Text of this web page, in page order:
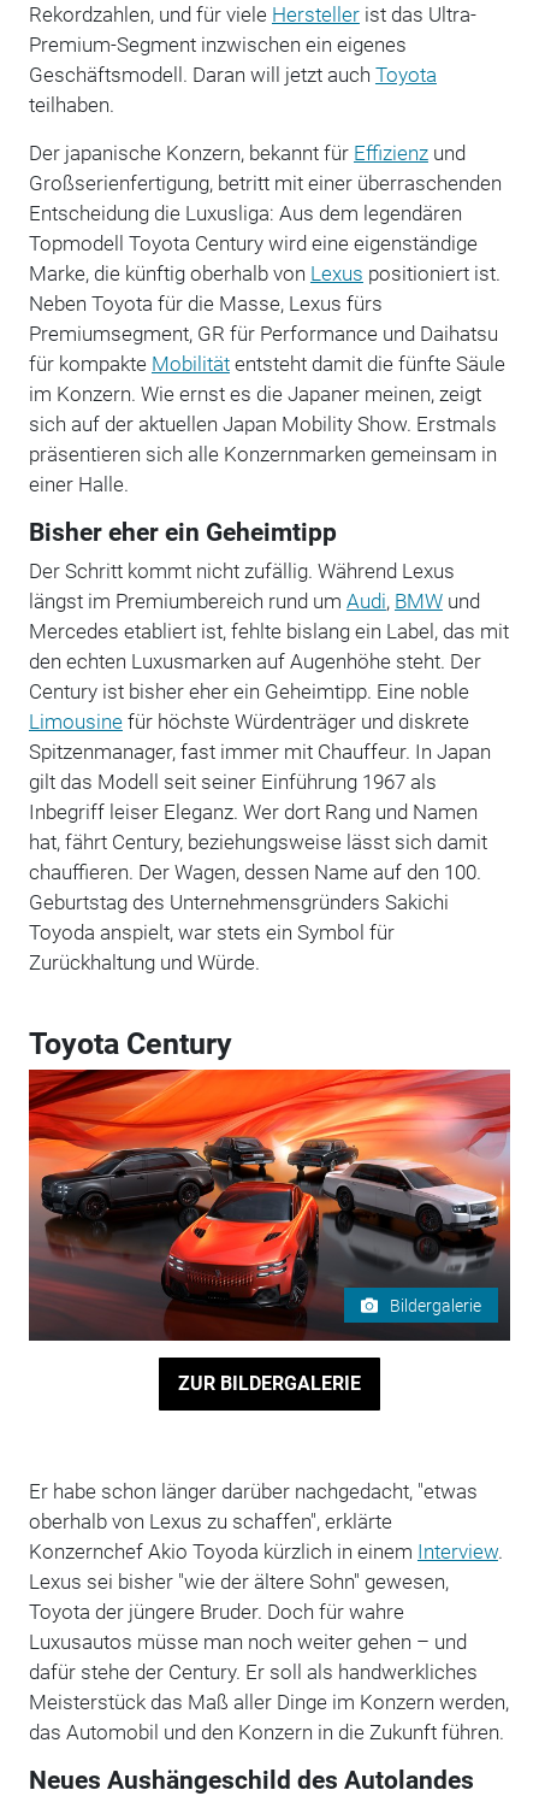
Rekordzahlen, und für viele Herstellerist das Ultra-
Premium-Segment inzwischen ein eigenes
Geschäftsmodell. Daran will jetzt auch Toyota
teilhaben.
Der japanische Konzern, bekannt für Effizienzund
Großserienfertigung, betritt mit einer überraschenden
Entscheidung die Luxusliga: Aus dem legendären
Topmodell Toyota Century wird eine eigenständige
Marke, die künftig oberhalb von Lexus positioniert ist.
Neben Toyota für die Masse, Lexus fürs
Premiumsegment, GR für Performance und Daihatsu
für kompakte Mobilitätentsteht damit die fünfte Säule
im Konzern. Wie ernst es die Japaner meinen, zeigt
sich auf der aktuellen Japan Mobility Show. Erstmals
präsentieren sich alle Konzernmarken gemeinsam in
einer Halle.
Bisher eher ein Geheimtipp
Der Schritt kommt nicht zufällig. Während Lexus
längst im Premiumbereich rund um Audi, BMWund
Mercedes etabliert ist, fehlte bislang ein Label, das mit
den echten Luxusmarken auf Augenhöhe steht. Der
Century ist bisher eher ein Geheimtipp. Eine noble
Limousinefür höchste Würdenträger und diskrete
Spitzenmanager, fast immer mit Chauffeur. In Japan
gilt das Modell seit seiner Einführung 1967 als
Inbegriff leiser Eleganz. Wer dort Rang und Namen
hat, fährt Century, beziehungsweise lässt sich damit
chauffieren. Der Wagen, dessen Name auf den 100.
Geburtstag des Unternehmensgründers Sakichi
Toyoda anspielt, war stets ein Symbol für
Zurückhaltung und Würde.
Toyota Century
Bildergalerie
ZUR BILDERGALERIE
Er habe schon länger darüber nachgedacht, "etwas
oberhalb von Lexus zu schaffen", erklärte
Konzernchef Akio Toyoda kürzlich in einem Interview.
Lexus sei bisher "wie der ältere Sohn" gewesen,
Toyota der jüngere Bruder. Doch für wahre
Luxusautos müsse man noch weiter gehen – und
dafür stehe der Century. Er soll als handwerkliches
Meisterstück das Maß aller Dinge im Konzern werden,
das Automobil und den Konzern in die Zukunft führen.
Neues Aushängeschild des Autolandes